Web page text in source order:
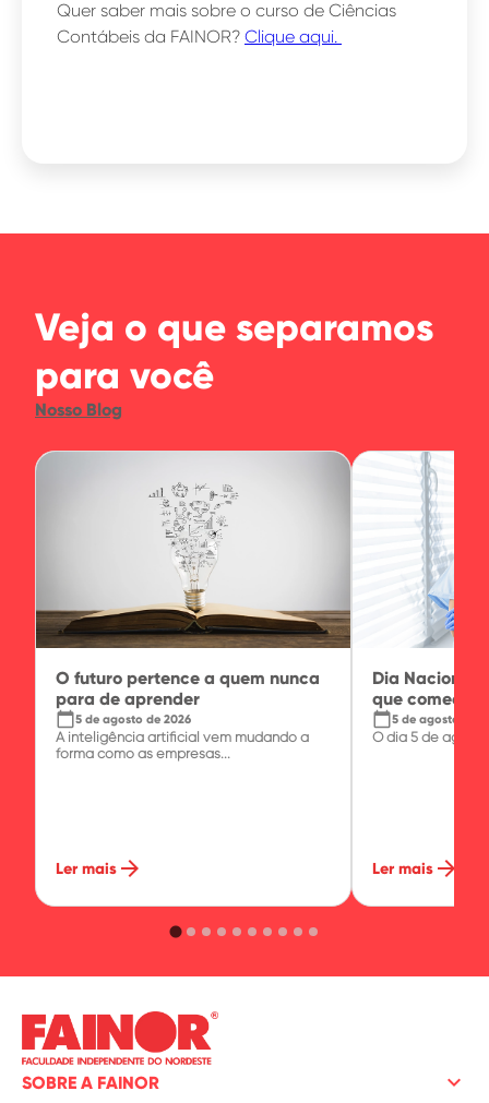
Quer saber mais sobre o curso de Ciências
Contábeis da FAINOR? Clique aqui.
Veja o que separamos
para você
Nosso Blog
O futuro pertence a quem nunca
para de aprender
calendar_today5 de agosto de 2026
A inteligência artificial vem mudando a
forma como as empresas...
Ler mais arrow_forward
Dia Nacional
que começa
calendar_today5 de agosto de
O dia 5 de
Ler mais arrow_forward
SOBRE A FAINOR keyboard_arrow_down